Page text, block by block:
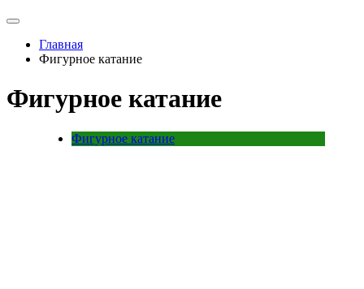
Главная
Фигурное катание
Фигурное катание
Фигурное катание